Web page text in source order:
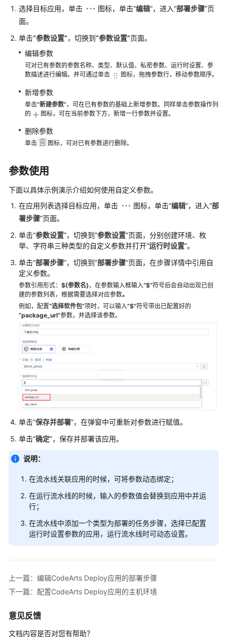
置
应
用
主
环
境
配
置
应
不
同
角
的
理
权
限
配
置
CodeArts
Deploy
应
用
的
消
息
通
知
部
署
Deploy
用
并
查
看
结
查
询
计
志
选择目标应用，单击 图标，单击“编辑”，进入“部署步骤”页
面。
单击“参数设置”，切换到“参数设置”页面。
编辑参数
可对已有参数的参数名称、类型、默认值、私密参数、运行时设置、参
数描述进行编辑。并可通过单击
图标，拖拽参数行，移动参数顺序。
新增参数
单击“新建参数”，可在已有参数的基础上新增参数。同样单击参数操作列
的
图标，可在当前参数下方，新增一行参数并设置。
删除参数
单击 图标，可对已有参数进行删除。
参数使用
下面以具体示例演示介绍如何使用自定义参数。
在应用列表选择目标应用，单击
图标，单击“编辑”，进入“部
署步骤”页面。
单击“参数设置”，切换到“参数设置”页面，分别创建环境、枚
举、字符串三种类型的自定义参数并打开“运行时设置”。
单击“部署步骤”，切换到“部署步骤”页面，在步骤详情中引用自
定义参数。
参数引用形式： ${参数名}，在参数输入框输入“$”符号后会自动出现已创
建的参数列表，根据需要选择对应参数。
例如，配置“选择软件包”项时，可以输入“$”符号带出已配置好的
“package_url”参数，并选择该参数。
单击“保存并部署”，在弹窗中可重新对参数进行赋值。
单击“确定”，保存并部署该应用。
说明：
在流水线关联应用的时候，可将参数动态绑定；
在运行流水线的时候，输入的参数值会替换到应用中并运
行；
在流水线中添加一个类型为部署的任务步骤，选择已配置
运行时设置参数的应用，运行流水线时可动态设置。
上一篇：编辑CodeArts Deploy应用的部署步骤
下一篇：配置CodeArts Deploy应用的主机环境
意见反馈
文档内容是否对您有帮助？